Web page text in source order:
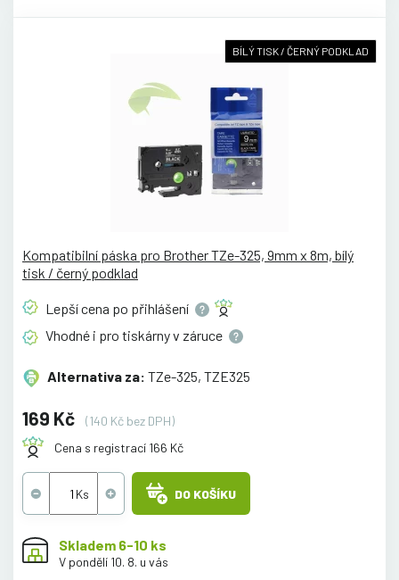
BÍLÝ TISK / ČERNÝ PODKLAD
Kompatibilní páska pro Brother TZe-325, 9mm x 8m, bílý
tisk / černý podklad
Lepší cena po přihlášení
Vhodné i pro tiskárny v záruce
Alternativa za: TZe-325, TZE325
169 Kč
(140 Kč bez DPH)
Cena s registrací 166 Kč
DO KOŠÍKU
Skladem 6-10 ks
V pondělí 10. 8. u vás